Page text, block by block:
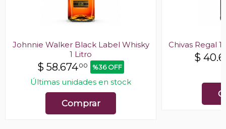
Johnnie Walker Black Label Whisky
1 Litro
$ 58.67400 %36 OFF
Últimas unidades en stock
Comprar
Chivas Regal
$